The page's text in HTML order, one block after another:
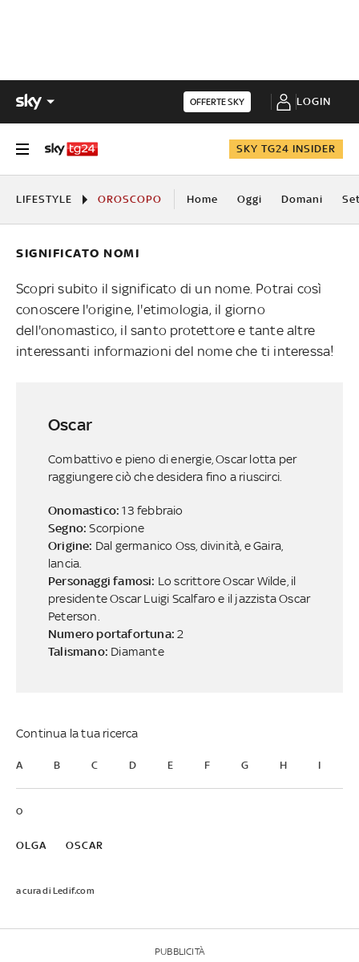
OFFERTE SKY LOGIN
SKY TG24 INSIDER
LIFESTYLE OROSCOPO Home Oggi Domani
SIGNIFICATO NOMI
Scopri subito il significato di un nome. Potrai così
conoscere l'origine, l'etimologia, il giorno
dell'onomastico, il santo protettore e tante altre
interessanti informazioni del nome che ti interessa!
Oscar
Combattivo e pieno di energie, Oscar lotta per
raggiungere ciò che desidera fino a riuscirci.
Onomastico:13 febbraio
Segno:Scorpione
Origine: Dal germanico Oss, divinità, e Gaira,
lancia.
Personaggi famosi: Lo scrittore Oscar Wilde, il
presidente Oscar Luigi Scalfaro e il jazzista Oscar
Peterson.
Numero portafortuna:2
Talismano: Diamante
Continua la tua ricerca
A B C D E F G H I
O
OLGA OSCAR
a cura di Ledif.com
PUBBLICITÀ